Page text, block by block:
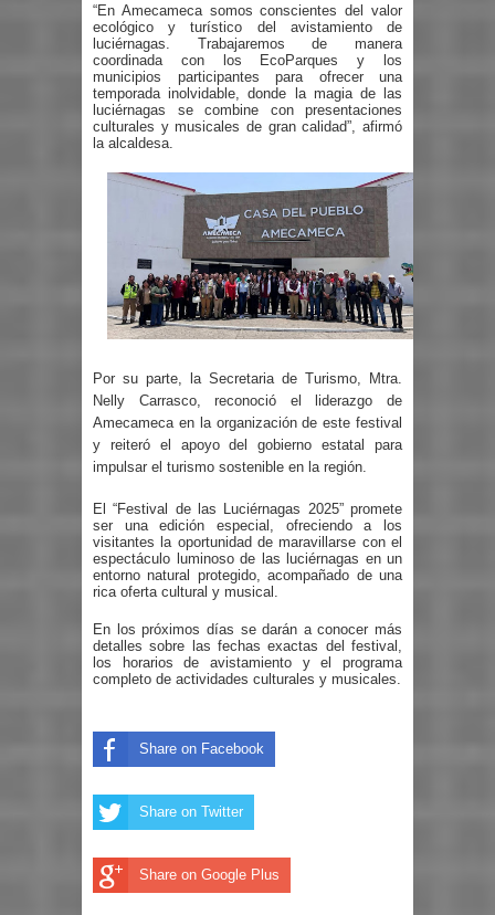
“En Amecameca somos conscientes del valor
ecológico y turístico del avistamiento de
luciérnagas. Trabajaremos de manera
coordinada con los EcoParques y los
municipios participantes para ofrecer una
temporada inolvidable, donde la magia de las
luciérnagas se combine con presentaciones
culturales y musicales de gran calidad”, afirmó
la alcaldesa.
Por su parte, la Secretaria de Turismo, Mtra.
Nelly Carrasco, reconoció el liderazgo de
Amecameca en la organización de este festival
y reiteró el apoyo del gobierno estatal para
impulsar el turismo sostenible en la región.
El “Festival de las Luciérnagas 2025” promete
ser una edición especial, ofreciendo a los
visitantes la oportunidad de maravillarse con el
espectáculo luminoso de las luciérnagas en un
entorno natural protegido, acompañado de una
rica oferta cultural y musical.
En los próximos días se darán a conocer más
detalles sobre las fechas exactas del festival,
los horarios de avistamiento y el programa
completo de actividades culturales y musicales.
Share on Facebook
Share on Twitter
Share on Google Plus